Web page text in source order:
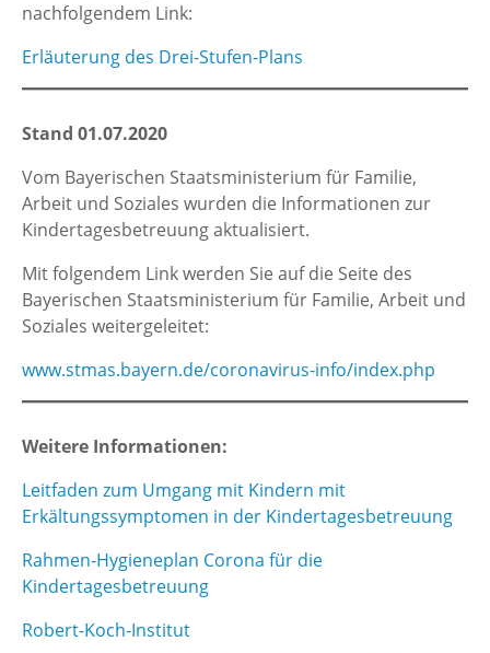
nachfolgendem Link:
Erläuterung des Drei-Stufen-Plans
Stand 01.07.2020
Vom Bayerischen Staatsministerium für Familie,
Arbeit und Soziales wurden die Informationen zur
Kindertagesbetreuung aktualisiert.
Mit folgendem Link werden Sie auf die Seite des
Bayerischen Staatsministerium für Familie, Arbeit und
Soziales weitergeleitet:
www.stmas.bayern.de/coronavirus-info/index.php
Weitere Informationen:
Leitfaden zum Umgang mit Kindern mit
Erkältungssymptomen in der Kindertagesbetreuung
Rahmen-Hygieneplan Corona für die
Kindertagesbetreuung
Robert-Koch-Institut